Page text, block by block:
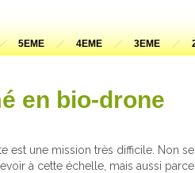
5EME 4EME 3EME
en bio-drone
est une mission très difficile. Non
à cette échelle, mais aussi